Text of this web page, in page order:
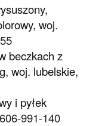
woj.
beczkach z
woj. lubelskie,
i pyłek
606-991-140